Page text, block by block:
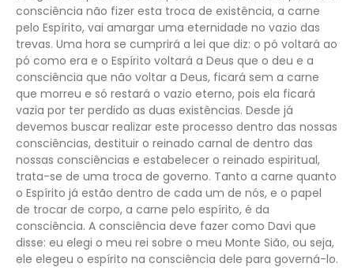
consciência não fizer esta troca de existência, a carne
pelo Espírito, vai amargar uma eternidade no vazio das
trevas. Uma hora se cumprirá a lei que diz: o pó voltará ao
pó como era e o Espírito voltará a Deus que o deu e a
consciência que não voltar a Deus, ficará sem a carne
que morreu e só restará o vazio eterno, pois ela ficará
vazia por ter perdido as duas existências. Desde já
devemos buscar realizar este processo dentro das nossas
consciências, destituir o reinado carnal de dentro das
nossas consciências e estabelecer o reinado espiritual,
trata-se de uma troca de governo. Tanto a carne quanto
o Espírito já estão dentro de cada um de nós, e o papel
de trocar de corpo, a carne pelo espírito, é da
consciência. A consciência deve fazer como Davi que
disse: eu elegi o meu rei sobre o meu Monte Sião, ou seja,
ele elegeu o espírito na consciência dele para governá-lo.